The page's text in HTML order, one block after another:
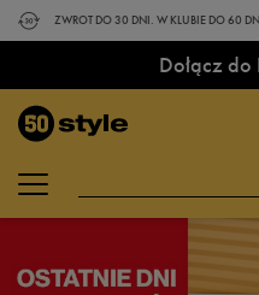
ZWROT DO 30 DNI. W KLUBIE DO 60
Dołącz